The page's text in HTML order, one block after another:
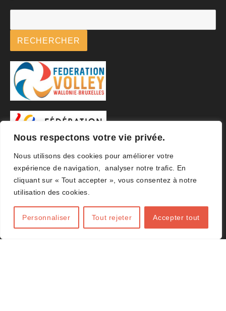
Nous respectons votre vie privée.
Nous utilisons des cookies pour améliorer votre
expérience de navigation, analyser notre trafic. En
cliquant sur « Tout accepter », vous consentez à notre
utilisation des cookies.
Personnaliser Tout rejeter Accepter tout
RECHERCHER